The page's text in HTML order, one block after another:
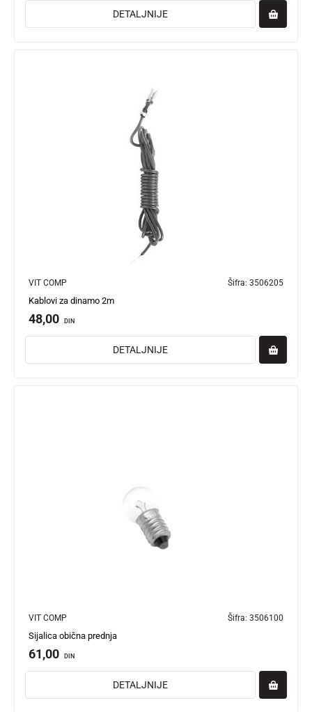
DETALJNIJE
VIT COMP Šifra: 3506205
Kablovi za dinamo 2m
48,00 DIN
DETALJNIJE
VIT COMP Šifra: 3506100
Sijalica obična prednja
61,00 DIN
DETALJNIJE